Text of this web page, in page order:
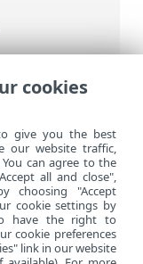
cookies
give you the best
our website traffic,
can agree to the
all and close",
choosing "Accept
cookie settings by
have the right to
cookie preferences
link in our website